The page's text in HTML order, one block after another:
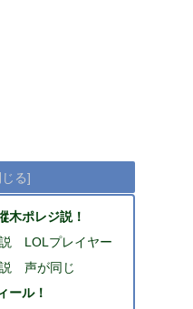
木ポレジ説！
LOLプレイヤー
声が同じ
ール！